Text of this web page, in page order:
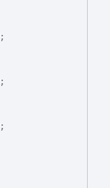
;
;
;